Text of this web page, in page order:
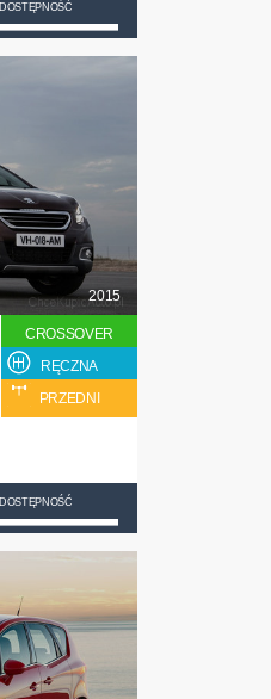
DOSTĘPNOŚĆ
2015
CROSSOVER
RĘCZNA
PRZEDNI
DOSTĘPNOŚĆ